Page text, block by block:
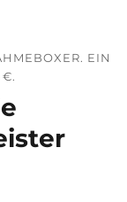
EIN
€.